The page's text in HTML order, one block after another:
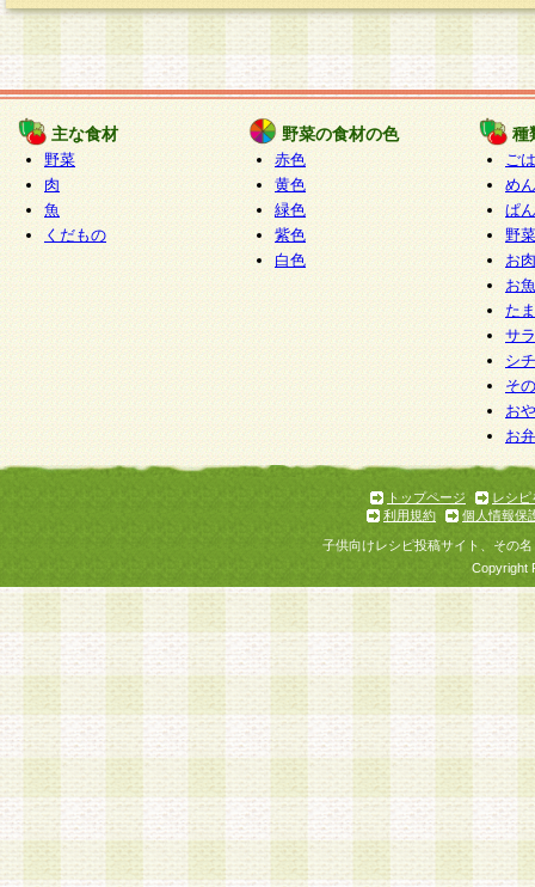
主な食材
野菜
肉
魚
くだもの
野菜の食材の色
赤色
黄色
緑色
紫色
白色
種
ご
めん
ぱん
野
お
お
た
サ
シ
そ
お
お
トップページ
レシピ
利用規約
個人情報保
子供向けレシピ投稿サイト、その
Copyright